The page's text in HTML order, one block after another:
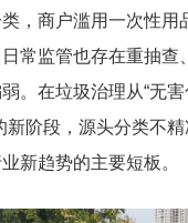
，商户滥用一次性用
常监管也存在重抽查
。在垃圾治理从“无害
新阶段，源头分类不
新趋势的主要短板。